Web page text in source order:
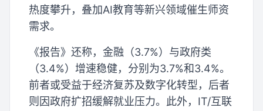
热度攀升，叠加AI教育等新兴领域催生师资
需求。
《报告》还称，金融（3.7%）与政府类
（3.4%）增速稳健，分别为3.7%和3.4%。
前者或受益于经济复苏及数字化转型，后者
则因政府扩招缓解就业压力。此外，IT/互联